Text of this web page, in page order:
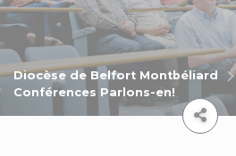
Diocèse de Belfort Montbéliard
Conférences Parlons-en!